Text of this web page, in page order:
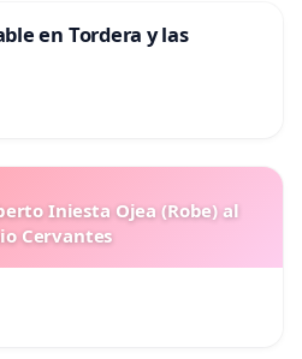
en Tordera y las
Iniesta Ojea (Robe) al
Cervantes